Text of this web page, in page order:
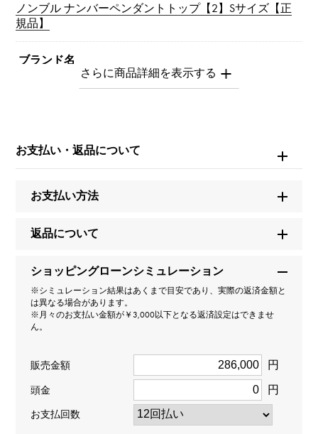
ノンブル ナンバーペンダントトップ【2】Sサイズ【正
規品】
ブランド名
ノンブル
男女兼用
種類
数字 × ペンヘッド
材質
K18イエローゴールド
お支払い・返品について
お支払い方法
返品について
ショッピングローンシミュレーション
※シミュレーション結果はあくまで目安であり、実際の返済金額と
は異なる場合があります。
※月々のお支払い金額が￥3,000以下となる返済設定はできませ
ん。
販売金額 円
頭金 円
お支払回数